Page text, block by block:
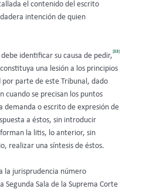
el contenido del escrito
intención de quien
identificar su causa de pedir,
[33]
una lesión a los principios
por parte de este
Tribunal, dado
cuando se precisan los puntos
demanda o escrito de expresión de
a éstos, sin introducir
la litis, lo anterior, sin
realizar una síntesis de éstos.
la jurisprudencia número
Sala de la Suprema Corte